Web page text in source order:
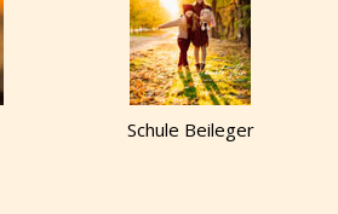
Schule Beileger